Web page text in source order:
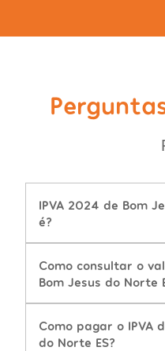
IPVA 2024 de Bom
é?
Como consultar o
Bom Jesus do Norte
Como pagar o IPVA
do Norte ES?